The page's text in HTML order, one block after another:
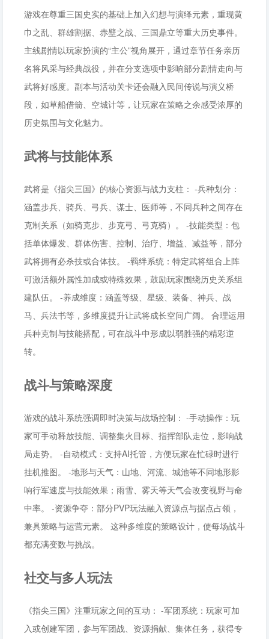
游戏在尊重三国史实的基础上加入幻想与演绎元素，重现黄
巾之乱、群雄割据、赤壁之战、三国鼎立等重大历史事件。
主线剧情以玩家扮演的“主公”视角展开，通过章节任务亲历
名将风采与经典战役，并在分支选项中影响部分剧情走向与
武将好感度。副本与活动关卡还会融入民间传说与演义桥
段，如草船借箭、空城计等，让玩家在策略之余感受浓厚的
历史氛围与文化魅力。
武将与技能体系
武将是《指尖三国》的核心资源与战力支柱： -兵种划分：
涵盖步兵、骑兵、弓兵、谋士、医师等，不同兵种之间存在
克制关系（如骑克步、步克弓、弓克骑）。 -技能类型：包
括单体爆发、群体伤害、控制、治疗、增益、减益等，部分
武将拥有必杀技或合体技。 -羁绊系统：特定武将组合上阵
可激活额外属性加成或特殊效果，鼓励玩家围绕历史关系组
建队伍。 -养成维度：涵盖等级、星级、装备、神兵、战
马、兵法书等，多维度提升让武将成长空间广阔。 合理运用
兵种克制与技能搭配，可在战斗中形成以弱胜强的精彩逆
转。
战斗与策略深度
游戏的战斗系统强调即时决策与战场控制： -手动操作：玩
家可手动释放技能、调整集火目标、指挥部队走位，影响战
局走势。 -自动模式：支持AI托管，方便玩家在忙碌时进行
挂机推图。 -地形与天气：山地、河流、城池等不同地形影
响行军速度与技能效果；雨雪、雾天等天气会改变视野与命
中率。 -资源争夺：部分PVP玩法融入资源点与据点占领，
兼具策略与运营元素。 这种多维度的策略设计，使每场战斗
都充满变数与挑战。
社交与多人玩法
《指尖三国》注重玩家之间的互动： -军团系统：玩家可加
入或创建军团，参与军团战、资源捐献、集体任务，获得专